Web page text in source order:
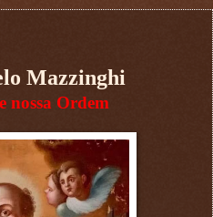
Mazzinghi
nossa Ordem